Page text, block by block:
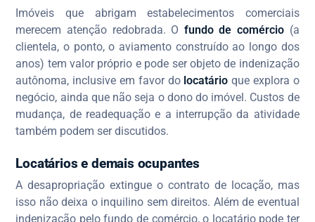
Imóveis que abrigam estabelecimentos comerciais
merecem atenção redobrada. O fundo de comércio (a
clientela, o ponto, o aviamento construído ao longo dos
anos) tem valor próprio e pode ser objeto de indenização
autônoma, inclusive em favor do locatário que explora o
negócio, ainda que não seja o dono do imóvel. Custos de
mudança, de readequação e a interrupção da atividade
também podem ser discutidos.
Locatários e demais ocupantes
A desapropriação extingue o contrato de locação, mas
isso não deixa o inquilino sem direitos. Além de eventual
indenização pelo fundo de comércio, o locatário pode ter